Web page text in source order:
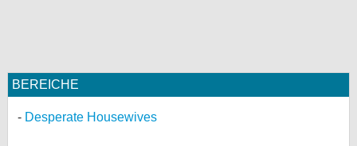
BEREICHE
Desperate Housewives